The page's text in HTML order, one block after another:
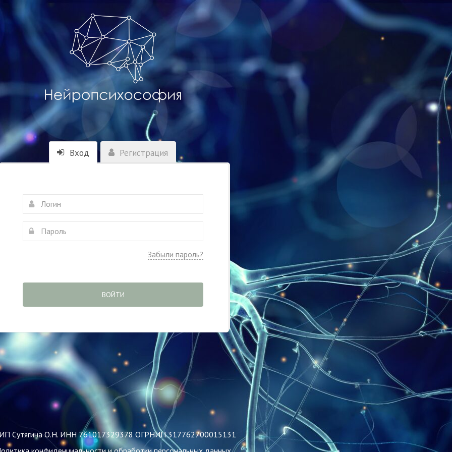
Вход Регистрация
Забыли пароль?
ВОЙТИ
Сутягина О.Н. ИНН 761017329378 ОГРНИП 317762700015131